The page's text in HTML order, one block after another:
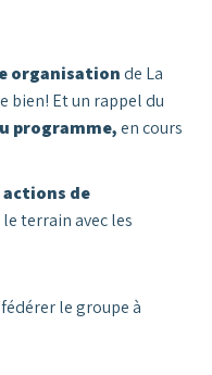
organisationde La
bien! Et un rappel du
programme,en cours
de
terrain avec les
le groupe à